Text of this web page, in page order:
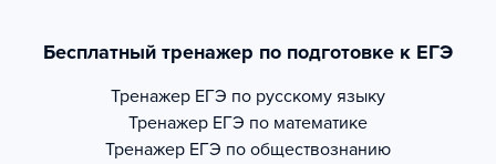
Бесплатный тренажер по подготовке к ЕГЭ
Тренажер ЕГЭ по русскому языку
Тренажер ЕГЭ по математике
Тренажер ЕГЭ по обществознанию